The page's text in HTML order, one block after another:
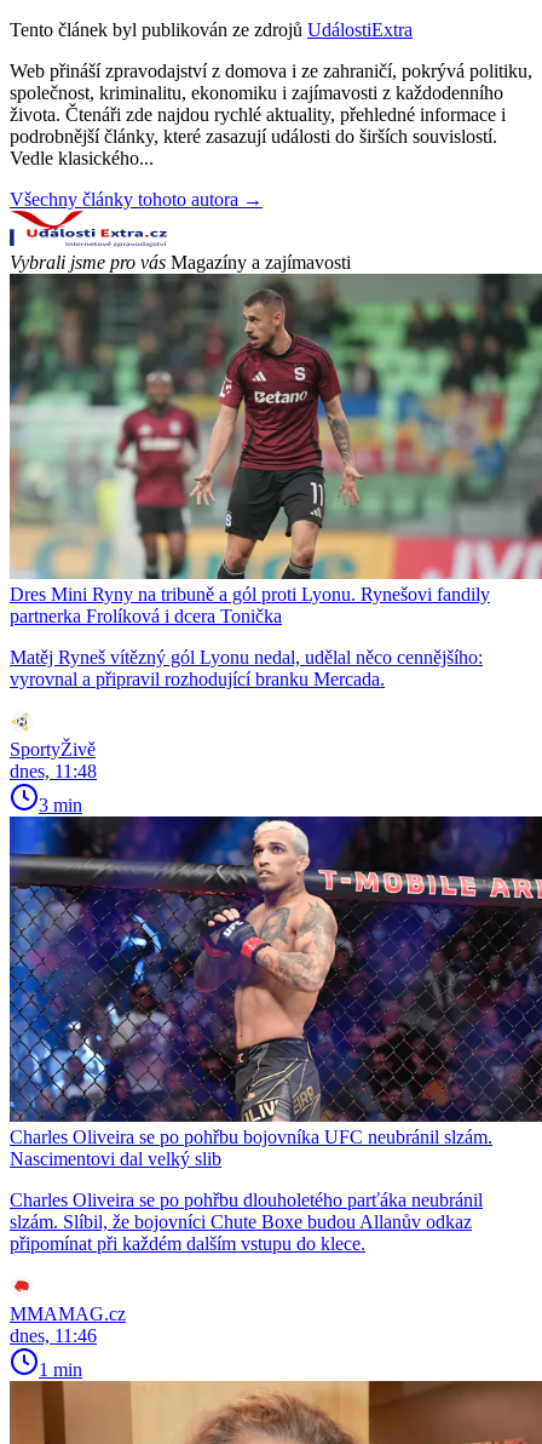
Tento článek byl publikován ze zdrojů UdálostiExtra
Web přináší zpravodajství z domova i ze zahraničí, pokrývá politiku,
společnost, kriminalitu, ekonomiku i zajímavosti z každodenního
života. Čtenáři zde najdou rychlé aktuality, přehledné informace i
podrobnější články, které zasazují události do širších souvislostí.
Vedle klasického...
Všechny články tohoto autora →
Vybrali jsme pro vás Magazíny a zajímavosti
Dres Mini Ryny na tribuně a gól proti Lyonu. Rynešovi fandily
partnerka Frolíková i dcera Tonička
Matěj Ryneš vítězný gól Lyonu nedal, udělal něco cennějšího:
vyrovnal a připravil rozhodující branku Mercada.
SportyŽivě
dnes, 11:48
3 min
Charles Oliveira se po pohřbu bojovníka UFC neubránil slzám.
Nascimentovi dal velký slib
Charles Oliveira se po pohřbu dlouholetého parťáka neubránil
slzám. Slíbil, že bojovníci Chute Boxe budou Allanův odkaz
připomínat při každém dalším vstupu do klece.
MMAMAG.cz
dnes, 11:46
1 min